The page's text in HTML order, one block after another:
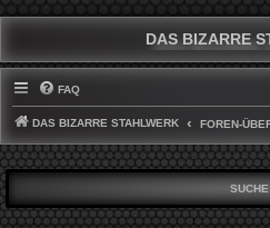
DAS BIZARRE
FAQ
DAS BIZARRE STAHLWERK FOREN-
SUCHE